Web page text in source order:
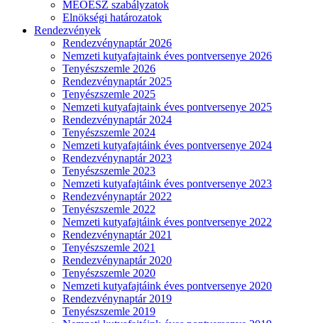
MEOESZ szabályzatok
Elnökségi határozatok
Rendezvények
Rendezvénynaptár 2026
Nemzeti kutyafajtaink éves pontversenye 2026
Tenyészszemle 2026
Rendezvénynaptár 2025
Tenyészszemle 2025
Nemzeti kutyafajtaink éves pontversenye 2025
Rendezvénynaptár 2024
Tenyészszemle 2024
Nemzeti kutyafajtáink éves pontversenye 2024
Rendezvénynaptár 2023
Tenyészszemle 2023
Nemzeti kutyafajtáink éves pontversenye 2023
Rendezvénynaptár 2022
Tenyészszemle 2022
Nemzeti kutyafajtáink éves pontversenye 2022
Rendezvénynaptár 2021
Tenyészszemle 2021
Rendezvénynaptár 2020
Tenyészszemle 2020
Nemzeti kutyafajtáink éves pontversenye 2020
Rendezvénynaptár 2019
Tenyészszemle 2019